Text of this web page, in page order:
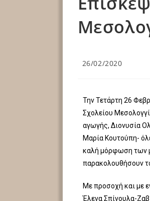
26/02/2020
Την Τετάρτη 26
Σχολείου
αγωγής, Διονυσία
Μαρία Κουτούπη-
καλή μόρφωση των
παρακολουθήσουν
Με προσοχή και με
Έλενα Σπίνουλα-